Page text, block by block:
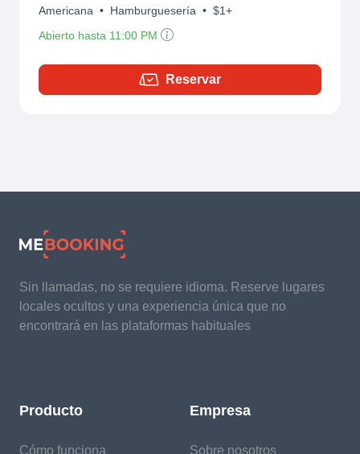
Americana • Hamburguesería • $1+
Abierto hasta 11:00 PM
Reservar
Sin llamadas, no se requiere idioma. Reserve lugares
locales ocultos y una experiencia única que no
encontrará en las plataformas habituales
Producto
Cómo funciona
Empresa
Sobre nosotros